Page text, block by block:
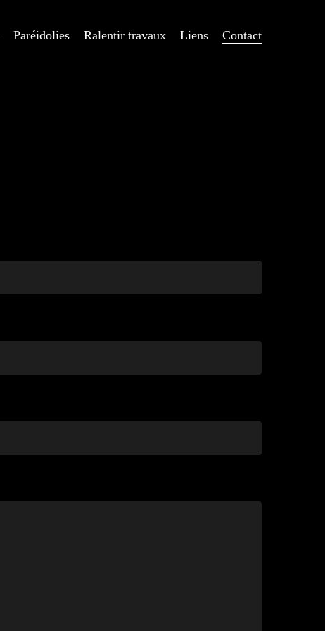
Paréidolies Ralentir travaux Liens Contact